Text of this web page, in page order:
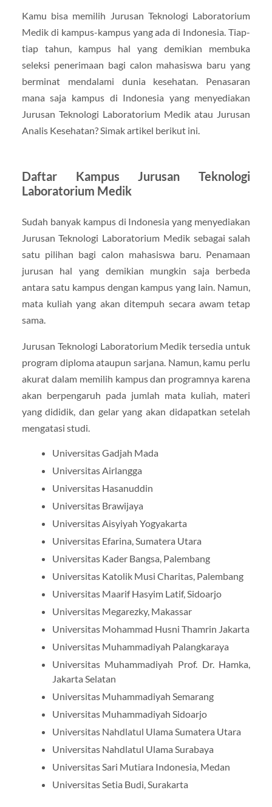
Kamu bisa memilih Jurusan Teknologi Laboratorium
Medik di kampus-kampus yang ada di Indonesia. Tiap-
tiap tahun, kampus hal yang demikian membuka
seleksi penerimaan bagi calon mahasiswa baru yang
berminat mendalami dunia kesehatan. Penasaran
mana saja kampus di Indonesia yang menyediakan
Jurusan Teknologi Laboratorium Medik atau Jurusan
Analis Kesehatan? Simak artikel berikut ini.
Daftar Kampus Jurusan Teknologi
Laboratorium Medik
Sudah banyak kampus di Indonesia yang menyediakan
Jurusan Teknologi Laboratorium Medik sebagai salah
satu pilihan bagi calon mahasiswa baru. Penamaan
jurusan hal yang demikian mungkin saja berbeda
antara satu kampus dengan kampus yang lain. Namun,
mata kuliah yang akan ditempuh secara awam tetap
sama.
Jurusan Teknologi Laboratorium Medik tersedia untuk
program diploma ataupun sarjana. Namun, kamu perlu
akurat dalam memilih kampus dan programnya karena
akan berpengaruh pada jumlah mata kuliah, materi
yang dididik, dan gelar yang akan didapatkan setelah
mengatasi studi.
Universitas Gadjah Mada
Universitas Airlangga
Universitas Hasanuddin
Universitas Brawijaya
Universitas Aisyiyah Yogyakarta
Universitas Efarina, Sumatera Utara
Universitas Kader Bangsa, Palembang
Universitas Katolik Musi Charitas, Palembang
Universitas Maarif Hasyim Latif, Sidoarjo
Universitas Megarezky, Makassar
Universitas Mohammad Husni Thamrin Jakarta
Universitas Muhammadiyah Palangkaraya
Universitas Muhammadiyah Prof. Dr. Hamka,
Jakarta Selatan
Universitas Muhammadiyah Semarang
Universitas Muhammadiyah Sidoarjo
Universitas Nahdlatul Ulama Sumatera Utara
Universitas Nahdlatul Ulama Surabaya
Universitas Sari Mutiara Indonesia, Medan
Universitas Setia Budi, Surakarta